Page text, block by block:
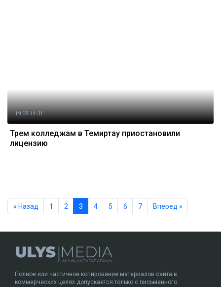
19.08 14:31
Трем колледжам в Темиртау приостановили
лицензию
« Назад 1 2 3 4 5 6 7 Вперед »
Полное или частичное копирование материалов сайта в
коммерческих целях допускается только с письменного